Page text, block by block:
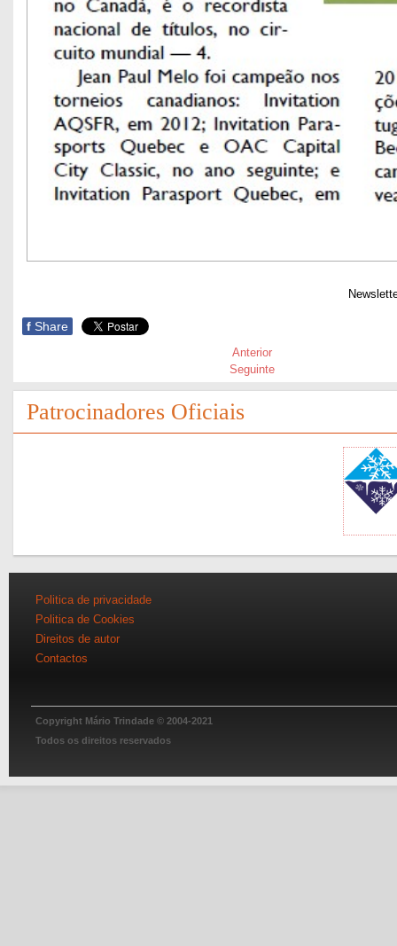
f Share
Anterior
Seguinte
Patrocinadores Oficiais
Politica de privacidade
Politica de Cookies
Direitos de autor
Contactos
Copyright Mário Trindade © 2004-2021
Todos os direitos reservados